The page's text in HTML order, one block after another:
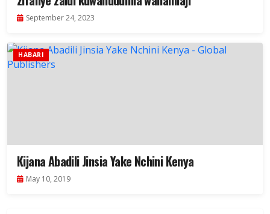
September 24, 2023
HABARI
Kijana Abadili Jinsia Yake Nchini Kenya
May 10, 2019